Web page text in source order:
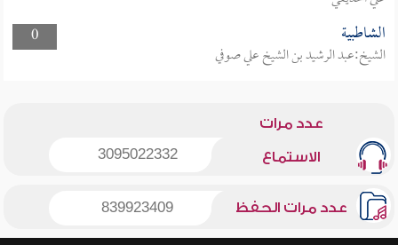
0
الشاطبية
الشيخ:عبد الرشيد بن الشيخ علي صوفي
عدد مرات
الاستماع 3095022332
عدد مرات الحفظ 839923409